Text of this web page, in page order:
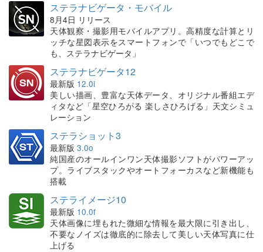
ステラナビゲータ・モバイル
8月4日 リリース
天体観察・撮影用モバイルアプリ。高精度な計算とリ
ッチな星図表示をスマートフォンで「いつでもどこで
も、ステラナビゲータ」
ステラナビゲータ12
最新版 12.0i
美しい描画、豊富な天体データ、オリジナル番組エデ
ィタなど「星空ひろがる 楽しさひろげる」天文シミュ
レーション
ステラショット3
最新版 3.0o
純国産のオールインワン天体撮影ソフトがパワーアッ
プ。ライブスタックやオートフォーカスなど新機能も
搭載
ステライメージ10
最新版 10.0f
天体画像に埋もれた微細な情報を最大限に引き出し、
不要なノイズは徹底的に除去して美しい天体写真に仕
上げる